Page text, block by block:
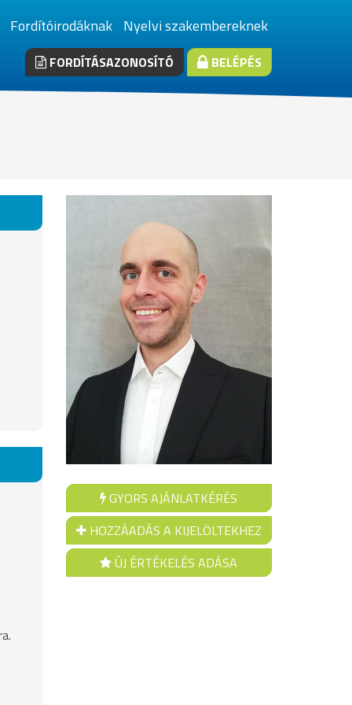
Fordítóirodáknak Nyelvi szakembereknek
FORDÍTÁSAZONOSÍTÓ BELÉPÉS
GYORS AJÁNLATKÉRÉS
HOZZÁADÁS A KIJELÖLTEKHEZ
ÚJ ÉRTÉKELÉS ADÁSA